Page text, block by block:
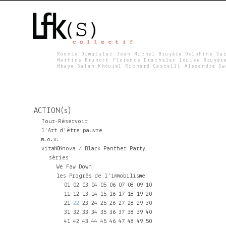
F
K
S
Ronnie Dimatulac Jean Michel Bruyère Delphine
Martine Brunott Florence Drachsler Louise
Mbaye Salah Khouiel Richard Castelli Alexandre
ACTION(s)
Tour-Réservoir
l'Art d'être pauvre
m.o.v.
vitaNONnova / Black Panther Party
séries
We Faw Down
les Progrès de l'immobilisme
01 02 03 04 05 06 07 08 09 10
11 12 13 14 15 16 17 18 19 20
21 22 23 24 25 26 27 28 29 30
31 32 33 34 35 36 37 38 39 40
41 42 43 44 45 46 47 48 49 50